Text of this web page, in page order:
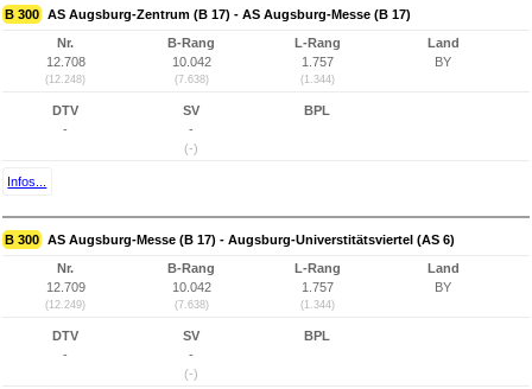
B 300 AS Augsburg-Zentrum (B 17) - AS Augsburg-Messe (B 17)
Nr.
12.708
(12.248)
B-Rang
10.042
(7.638)
L-Rang
1.757
(1.344)
Land
BY
DTV
-
SV
-
(-)
BPL
Infos...
B 300 AS Augsburg-Messe (B 17) - Augsburg-Universtitätsviertel (AS 6)
Nr.
12.709
(12.249)
B-Rang
10.042
(7.638)
L-Rang
1.757
(1.344)
Land
BY
DTV
-
SV
-
(-)
BPL